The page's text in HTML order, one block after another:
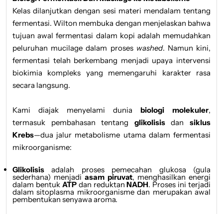
Kelas dilanjutkan dengan sesi materi mendalam tentang
fermentasi. Wilton membuka dengan menjelaskan bahwa
tujuan awal fermentasi dalam kopi adalah memudahkan
peluruhan mucilage dalam proses washed. Namun kini,
fermentasi telah berkembang menjadi upaya intervensi
biokimia kompleks yang memengaruhi karakter rasa
secara langsung.
Kami diajak menyelami dunia biologi molekuler,
termasuk pembahasan tentang glikolisisdansiklus
Krebs—dua jalur metabolisme utama dalam fermentasi
mikroorganisme:
Glikolisis adalah proses pemecahan glukosa (gula
sederhana) menjadi asam piruvat, menghasilkan energi
dalam bentuk ATPdan reduktanNADH. Proses ini terjadi
dalam sitoplasma mikroorganisme dan merupakan awal
pembentukan senyawa aroma.